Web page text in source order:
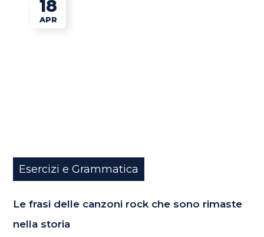
18
APR
Esercizi e Grammatica
Le frasi delle canzoni rock che sono rimaste
nella storia